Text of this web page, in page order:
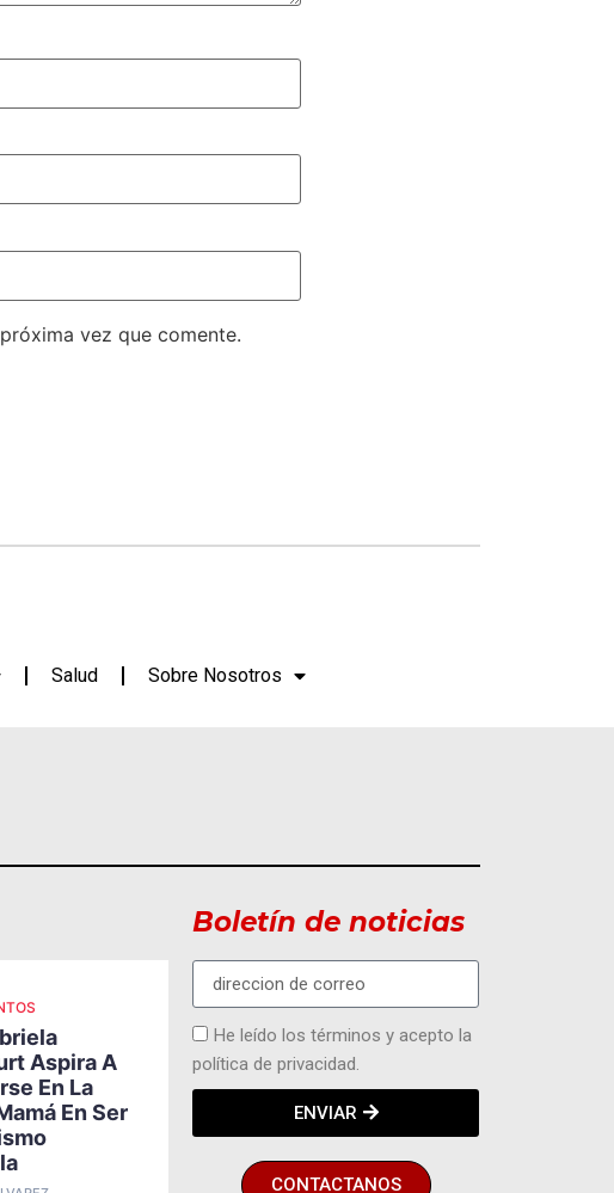
vez que comente.
Salud Sobre Nosotros
Aspira A
En La
En Ser
5
ACTUALIDAD
Ecuador Abre Paso A
Una Nueva Generación
De Ajedrecistas Con
Future Grandmasters,
Karpowership
Boletín de noticias
He leído los términos y acepto la
política de privacidad.
ENVIAR
CONTACTANOS